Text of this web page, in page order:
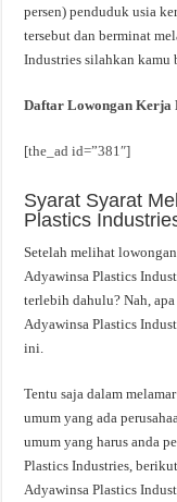
persen) penduduk usia
tersebut dan berminat
Industries silahkan kamu
Daftar Lowongan Kerja
[the_ad id=”381″]
Syarat Syarat
Plastics
Setelah melihat
Adyawinsa Plastics
terlebih dahulu? Nah,
Adyawinsa Plastics
ini.
Tentu saja dalam
umum yang ada
umum yang harus anda
Plastics Industries,
Adyawinsa Plastics